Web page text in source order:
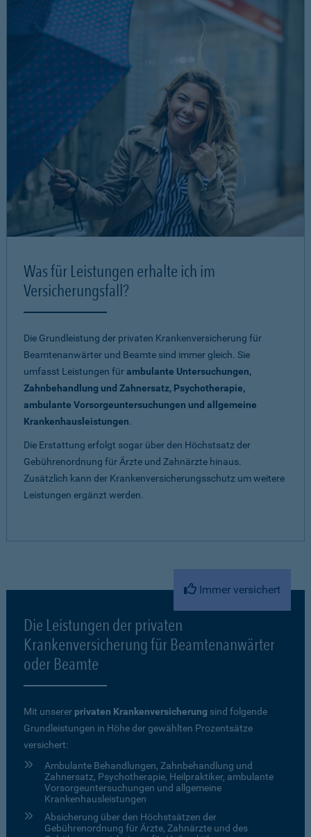
Was für Leistungen erhalte ich im
Versicherungsfall?
Die Grundleistung der privaten Krankenversicherung für
Beamtenanwärter und Beamte sind immer gleich. Sie
umfasst Leistungen fürambulante Untersuchungen,
Zahnbehandlung und Zahnersatz, Psychotherapie,
ambulante Vorsorgeuntersuchungen und allgemeine
Krankenhausleistungen.
Die Erstattung erfolgt sogar über den Höchstsatz der
Gebührenordnung für Ärzte und Zahnärzte hinaus.
Zusätzlich kann der Krankenversicherungsschutz um weitere
Leistungen ergänzt werden.
Immer versichert
Die Leistungen der privaten
Krankenversicherung für Beamtenanwärter
oder Beamte
Mit unserer privaten Krankenversicherung sind folgende
Grundleistungen in Höhe der gewählten Prozentsätze
versichert:
Ambulante Behandlungen, Zahnbehandlung und
Zahnersatz, Psychotherapie, Heilpraktiker, ambulante
Vorsorgeuntersuchungen und allgemeine
Krankenhausleistungen
Absicherung über den Höchstsätzen der
Gebührenordnung für Ärzte, Zahnärzte und des